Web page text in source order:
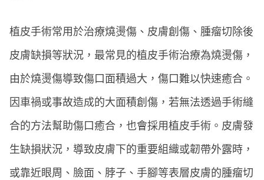
植皮手術常用於治療燒燙傷、皮膚創傷、腫瘤切除後
皮膚缺損等狀況，最常見的植皮手術治療為燒燙傷，
由於燒燙傷導致傷口面積過大，傷口難以快速癒合。
因車禍或事故造成的大面積創傷，若無法透過手術縫
合的方法幫助傷口癒合，也會採用植皮手術。皮膚發
生缺損狀況，導致皮膚下的重要組織或韌帶外露時，
或靠近眼周、臉面、脖子、手腳等表層皮膚的腫瘤切